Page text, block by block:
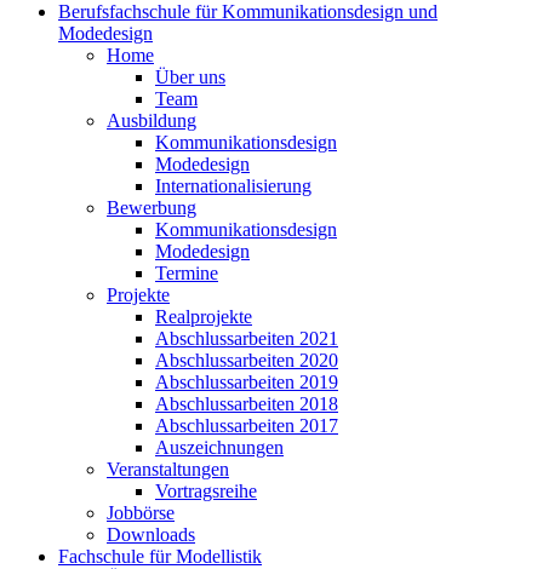
Berufsfachschule für Kommunikationsdesign und
Modedesign
Home
Über uns
Team
Ausbildung
Kommunikationsdesign
Modedesign
Internationalisierung
Bewerbung
Kommunikationsdesign
Modedesign
Termine
Projekte
Realprojekte
Abschlussarbeiten 2021
Abschlussarbeiten 2020
Abschlussarbeiten 2019
Abschlussarbeiten 2018
Abschlussarbeiten 2017
Auszeichnungen
Veranstaltungen
Vortragsreihe
Jobbörse
Downloads
Fachschule für Modellistik